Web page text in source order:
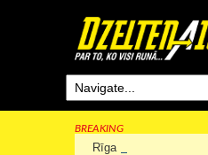
BREAKING
Rīga šogad svinēs